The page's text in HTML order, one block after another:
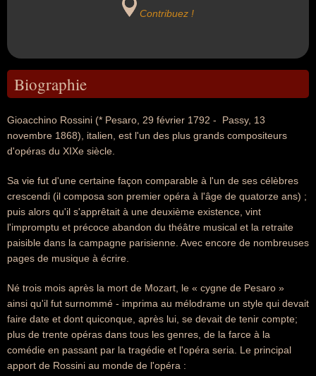
Contribuez !
Biographie
Gioacchino Rossini (* Pesaro, 29 février 1792 -  Passy, 13
novembre 1868), italien, est l'un des plus grands compositeurs
d'opéras du XIXe siècle.
Sa vie fut d'une certaine façon comparable à l'un de ses célèbres
crescendi (il composa son premier opéra à l'âge de quatorze ans) ;
puis alors qu'il s'apprêtait à une deuxième existence, vint
l'impromptu et précoce abandon du théâtre musical et la retraite
paisible dans la campagne parisienne. Avec encore de nombreuses
pages de musique à écrire.
Né trois mois après la mort de Mozart, le « cygne de Pesaro » 
ainsi qu'il fut surnommé - imprima au mélodrame un style qui devait
faire date et dont quiconque, après lui, se devait de tenir compte;
plus de trente opéras dans tous les genres, de la farce à la
comédie en passant par la tragédie et l'opéra seria. Le principal
apport de Rossini au monde de l'opéra :